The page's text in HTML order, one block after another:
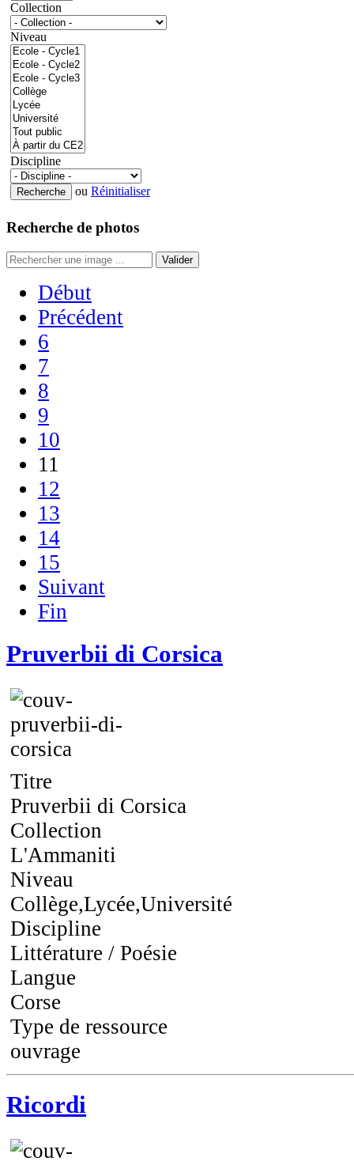
Collection
Niveau
Discipline
ou Réinitialiser
Recherche de photos
Valider
Début
Précédent
6
7
8
9
10
11
12
13
14
15
Suivant
Fin
Pruverbii di Corsica
Titre
Pruverbii di Corsica
Collection
L'Ammaniti
Niveau
Collège,Lycée,Université
Discipline
Littérature / Poésie
Langue
Corse
Type de ressource
ouvrage
Ricordi